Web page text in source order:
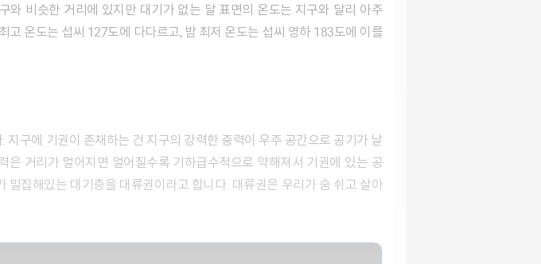
온도는 섭씨 127도에 다다르고, 밤 최저 온도는 섭씨 영하 183도에 이를
거리가 멀어지면 멀어질수록 기하급수적으로 약해져서 기권에 있는 공
집해있는 대기층을 대류권이라고 합니다. 대류권은 우리가 숨 쉬고 살아